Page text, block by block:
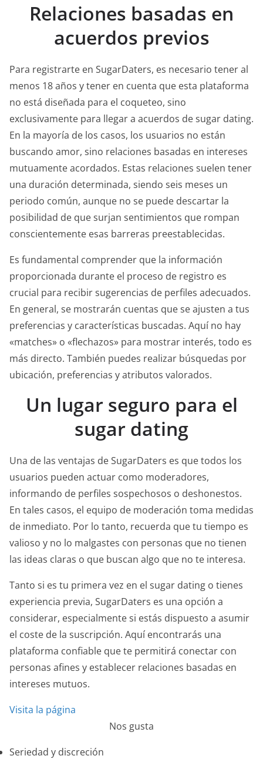
Relaciones basadas en
acuerdos previos
Para registrarte en SugarDaters, es necesario tener al
menos 18 años y tener en cuenta que esta plataforma
no está diseñada para el coqueteo, sino
exclusivamente para llegar a acuerdos de sugar dating.
En la mayoría de los casos, los usuarios no están
buscando amor, sino relaciones basadas en intereses
mutuamente acordados. Estas relaciones suelen tener
una duración determinada, siendo seis meses un
periodo común, aunque no se puede descartar la
posibilidad de que surjan sentimientos que rompan
conscientemente esas barreras preestablecidas.
Es fundamental comprender que la información
proporcionada durante el proceso de registro es
crucial para recibir sugerencias de perfiles adecuados.
En general, se mostrarán cuentas que se ajusten a tus
preferencias y características buscadas. Aquí no hay
«matches» o «flechazos» para mostrar interés, todo es
más directo. También puedes realizar búsquedas por
ubicación, preferencias y atributos valorados.
Un lugar seguro para el
sugar dating
Una de las ventajas de SugarDaters es que todos los
usuarios pueden actuar como moderadores,
informando de perfiles sospechosos o deshonestos.
En tales casos, el equipo de moderación toma medidas
de inmediato. Por lo tanto, recuerda que tu tiempo es
valioso y no lo malgastes con personas que no tienen
las ideas claras o que buscan algo que no te interesa.
Tanto si es tu primera vez en el sugar dating o tienes
experiencia previa, SugarDaters es una opción a
considerar, especialmente si estás dispuesto a asumir
el coste de la suscripción. Aquí encontrarás una
plataforma confiable que te permitirá conectar con
personas afines y establecer relaciones basadas en
intereses mutuos.
Visita la página
Nos gusta
Seriedad y discreción